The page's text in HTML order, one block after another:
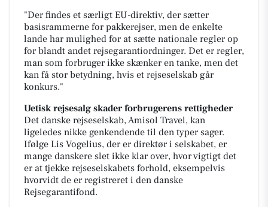
"Der findes et særligt EU-direktiv, der sætter
basisrammerne for pakkerejser, men de enkelte
lande har mulighed for at sætte nationale regler op
for blandt andet rejsegarantiordninger. Det er regler,
man som forbruger ikke skænker en tanke, men det
kan få stor betydning, hvis et rejseselskab går
konkurs."
Uetisk rejsesalg skader forbrugerens rettigheder
Det danske rejseselskab, Amisol Travel, kan
ligeledes nikke genkendende til den typer sager.
Ifølge Lis Vogelius, der er direktør i selskabet, er
mange danskere slet ikke klar over, hvor vigtigt det
er at tjekke rejseselskabets forhold, eksempelvis
hvorvidt de er registreret i den danske
Rejsegarantifond.